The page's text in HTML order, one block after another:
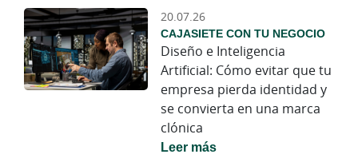
20.07.26
CAJASIETE CON TU NEGOCIO
Diseño e Inteligencia
Artificial: Cómo evitar que tu
empresa pierda identidad y
se convierta en una marca
clónica
Leer más